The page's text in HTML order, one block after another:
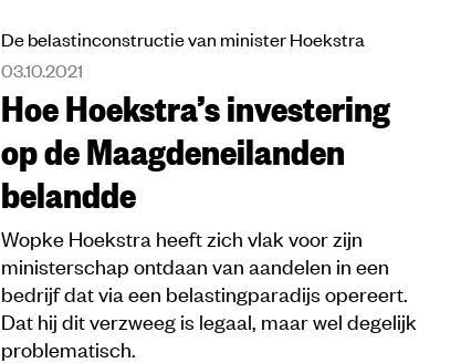
De belastinconstructie van minister Hoekstra
03.10.2021
Hoe Hoekstra’s investering
op de Maagdeneilanden
belandde
Wopke Hoekstra heeft zich vlak voor zijn
ministerschap ontdaan van aandelen in een
bedrijf dat via een belastingparadijs opereert.
Dat hij dit verzweeg is legaal, maar wel degelijk
problematisch.